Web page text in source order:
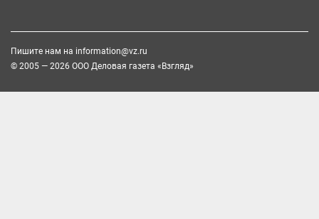
Пишите нам на information@vz.ru
© 2005 — 2026 ООО Деловая газета «Взгляд»